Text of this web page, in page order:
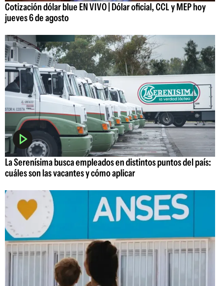
Cotización dólar blue EN VIVO | Dólar oficial, CCL y MEP hoy
jueves 6 de agosto
La Serenísima busca empleados en distintos puntos del país:
cuáles son las vacantes y cómo aplicar